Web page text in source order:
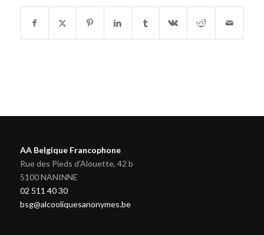
AA Belgique Francophone
Rue des Pieds d'Alouette, 42 b
5100 NANINNE
02 511 40 30
bsg@alcooliquesanonymes.be